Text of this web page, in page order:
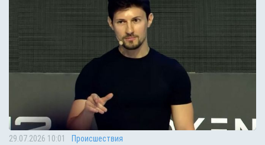
29.07.2026 10:01 Происшествия